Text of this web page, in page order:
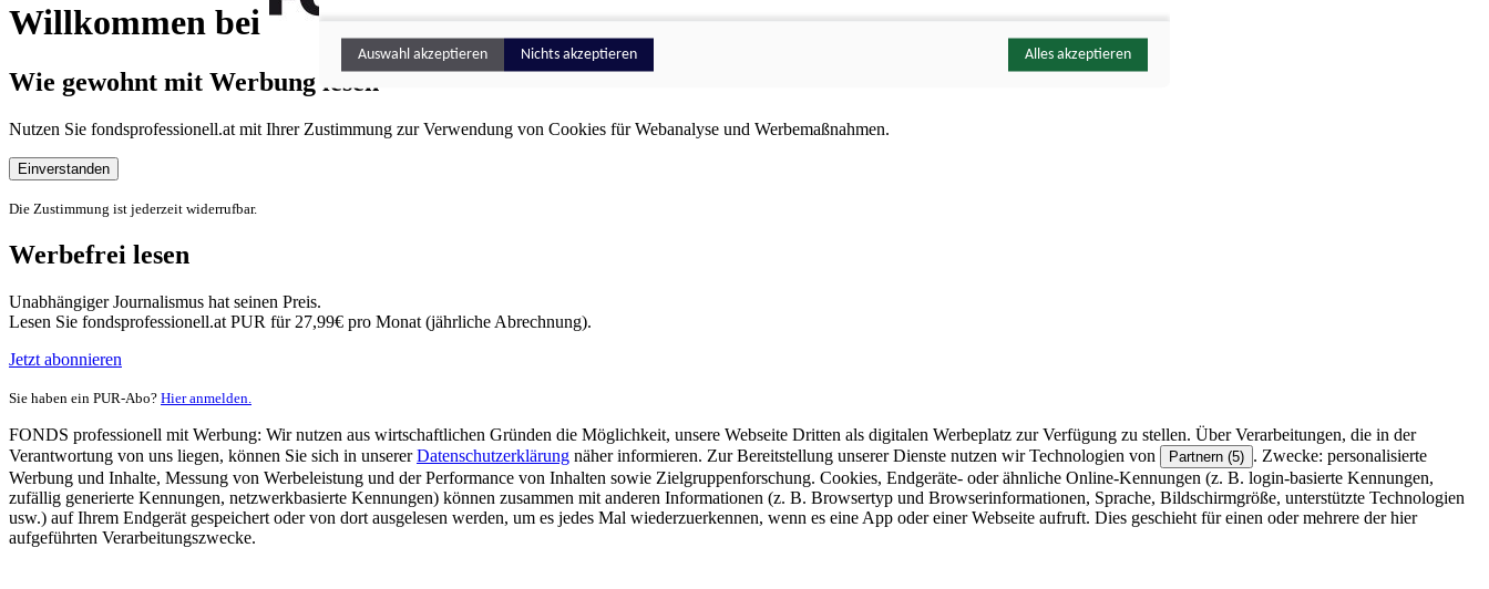
Willkommen bei
Wie gewohnt mit Werbung lesen
Nutzen Sie fondsprofessionell.at mit Ihrer Zustimmung zur Verwendung von Cookies für Webanalyse und Werbemaßnahmen.
Einverstanden
Die Zustimmung ist jederzeit widerrufbar.
Werbefrei lesen
Unabhängiger Journalismus hat seinen Preis.
Lesen Sie fondsprofessionell.at PUR für 27,99€ pro Monat (jährliche Abrechnung).
Jetzt abonnieren
Sie haben ein PUR-Abo? Hier anmelden.
FONDS professionell mit Werbung: Wir nutzen aus wirtschaftlichen Gründen die Möglichkeit, unsere Webseite Dritten als digitalen Werbeplatz zur Verfügung zu stellen. Über Verarbeitungen, die in der
Verantwortung von uns liegen, können Sie sich in unsererDatenschutzerklärung näher informieren. Zur Bereitstellung unserer Dienste nutzen wir Technologien von Partnern (5) . Zwecke: personalisierte
Werbung und Inhalte, Messung von Werbeleistung und der Performance von Inhalten sowie Zielgruppenforschung. Cookies, Endgeräte- oder ähnliche Online-Kennungen (z. B. login-basierte Kennungen,
zufällig generierte Kennungen, netzwerkbasierte Kennungen) können zusammen mit anderen Informationen (z. B. Browsertyp und Browserinformationen, Sprache, Bildschirmgröße, unterstützte Technologien
usw.) auf Ihrem Endgerät gespeichert oder von dort ausgelesen werden, um es jedes Mal wiederzuerkennen, wenn es eine App oder einer Webseite aufruft. Dies geschieht für einen oder mehrere der hier
aufgeführten Verarbeitungszwecke.
Auswahl akzeptieren Nichts akzeptieren Alles akzeptieren